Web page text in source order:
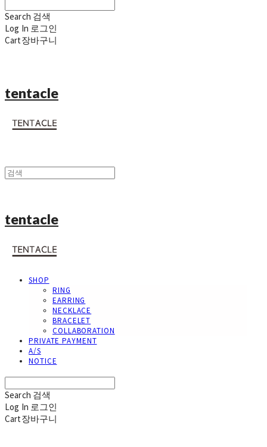
Search 검색
Log In 로그인
Cart장바구니
tentacle
tentacle
SHOP
RING
EARRING
NECKLACE
BRACELET
COLLABORATION
PRIVATE PAYMENT
A/S
NOTICE
Search 검색
Log In 로그인
Cart장바구니